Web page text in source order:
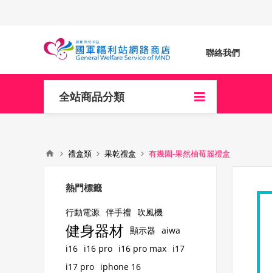
聯絡我們
全站商品分類
禮盒類 果乾禮盒 有幾園-果然柚莓麗禮盒
熱門標籤
行動電源 伴手禮 吹風機
健身器材 顯示器 aiwa
i16 i16 pro i16 pro max i17
i17 pro iphone 16